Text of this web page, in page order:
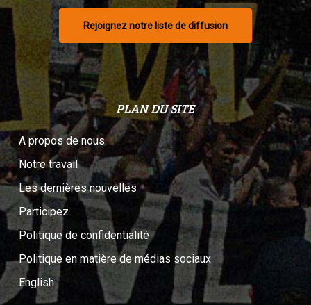
Rejoignez notre liste de diffusion
PLAN DU SITE
A propos de nous
Notre travail
Les dernières nouvelles
Participez
Politique de confidentialité
Politique en matière de médias sociaux
English